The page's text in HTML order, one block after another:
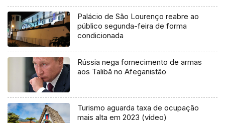
Palácio de São Lourenço reabre ao
público segunda-feira de forma
condicionada
Rússia nega fornecimento de armas
aos Talibã no Afeganistão
Turismo aguarda taxa de ocupação
mais alta em 2023 (vídeo)